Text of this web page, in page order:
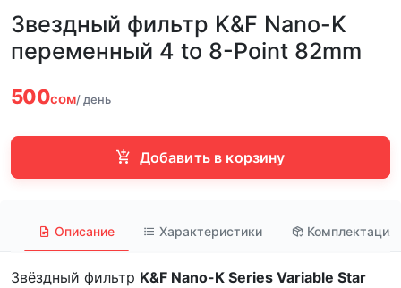
Звездный фильтр K&F Nano-K
переменный 4 to 8-Point 82mm
500сом/ день
Добавить в корзину
Описание Характеристики Комплектация
Звёздный фильтр K&F Nano-K Series Variable Star